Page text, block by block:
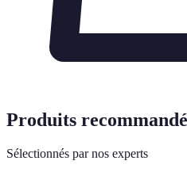
Produits
Sélectionnés par nos experts